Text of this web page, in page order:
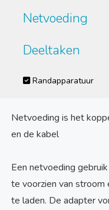
Netvoeding
Deeltaken
Randapparatuur
Netvoeding is het
en de kabel
Een netvoeding
te voorzien van
te laden. De adapter